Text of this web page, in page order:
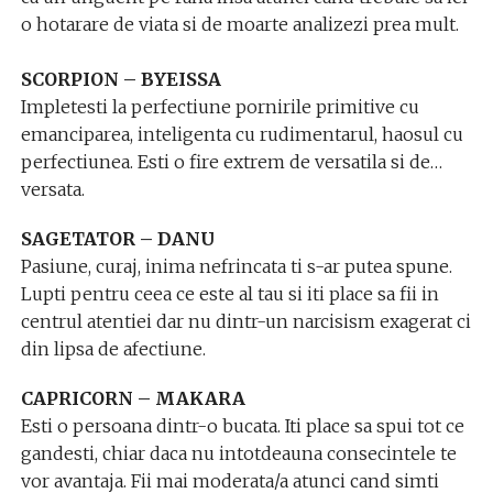
o hotarare de viata si de moarte analizezi prea mult.
SCORPION – BYEISSA
Impletesti la perfectiune pornirile primitive cu
emanciparea, inteligenta cu rudimentarul, haosul cu
perfectiunea. Esti o fire extrem de versatila si de…
versata.
SAGETATOR – DANU
Pasiune, curaj, inima nefrincata ti s-ar putea spune.
Lupti pentru ceea ce este al tau si iti place sa fii in
centrul atentiei dar nu dintr-un narcisism exagerat ci
din lipsa de afectiune.
CAPRICORN – MAKARA
Esti o persoana dintr-o bucata. Iti place sa spui tot ce
gandesti, chiar daca nu intotdeauna consecintele te
vor avantaja. Fii mai moderata/a atunci cand simti